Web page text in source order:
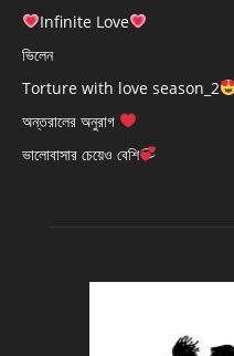
Infinite Love
ভিলেন
Torture with love season_2
অন্তরালের অনুরাগ
ভালোবাসার চেয়েও বেশি